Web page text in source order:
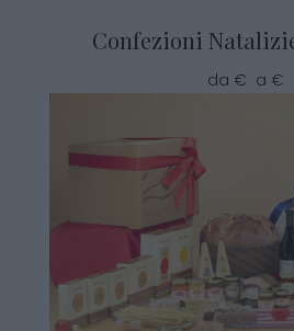
Confezioni
da € a €